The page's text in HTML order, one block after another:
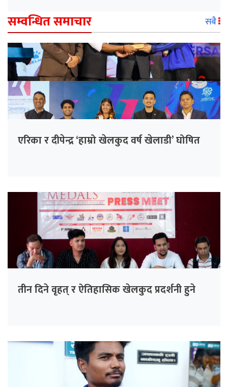
सम्वन्धित समाचार सबै
एरिका र दीपेन्द्र ‘हाम्रो खेलकुद वर्ष खेलाडी’ घोषित
तीन दिने वृहत् र ऐतिहासिक खेलकुद प्रदर्शनी हुने